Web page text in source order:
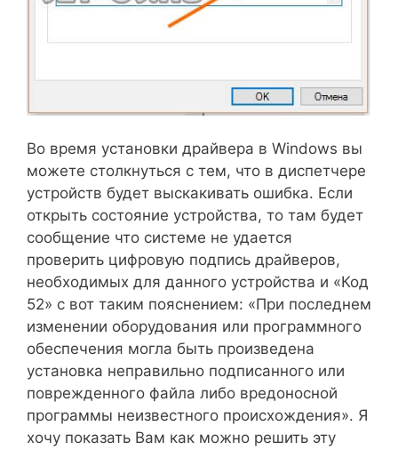
Во время установки драйвера в Windows вы
можете столкнуться с тем, что в диспетчере
устройств будет выскакивать ошибка. Если
открыть состояние устройства, то там будет
сообщение что системе не удается
проверить цифровую подпись драйверов,
необходимых для данного устройства и «Код
52» с вот таким пояснением: «При последнем
изменении оборудования или программного
обеспечения могла быть произведена
установка неправильно подписанного или
поврежденного файла либо вредоносной
программы неизвестного происхождения». Я
хочу показать Вам как можно решить эту